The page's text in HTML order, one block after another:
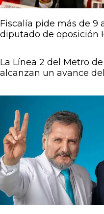
Fiscalía pide más de 9
diputado de oposición
La Línea 2 del Metro
alcanzan un avance